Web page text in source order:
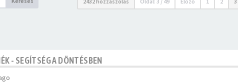
- SEGÍTSÉG A DÖNTÉSBEN